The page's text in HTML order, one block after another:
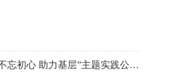
主题实践公益活动暨 第四站“只要主义真 明翰故里行”党建活动